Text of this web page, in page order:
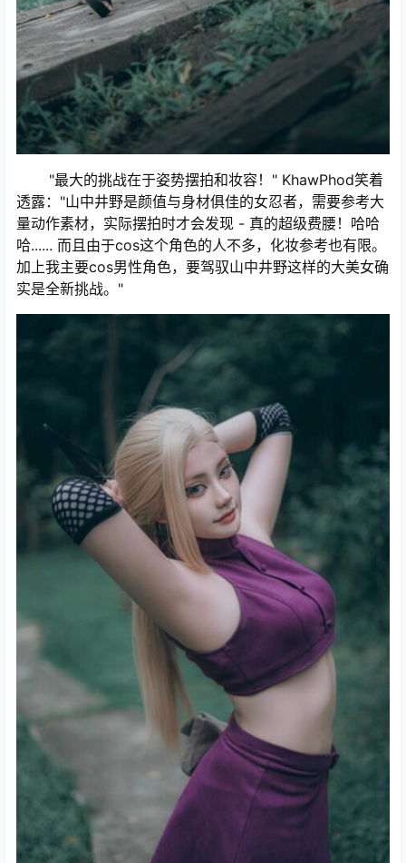
"最大的挑战在于姿势摆拍和妆容！" KhawPhod笑着
透露："山中井野是颜值与身材俱佳的女忍者，需要参考大
量动作素材，实际摆拍时才会发现 - 真的超级费腰！哈哈
哈...... 而且由于cos这个角色的人不多，化妆参考也有限。
加上我主要cos男性角色，要驾驭山中井野这样的大美女确
实是全新挑战。"